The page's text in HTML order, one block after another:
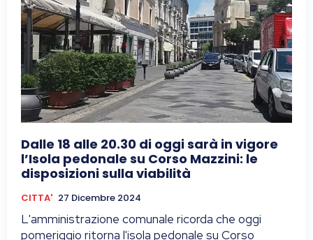
Dalle 18 alle 20.30 di oggi sarà in vigore
l’Isola pedonale su Corso Mazzini: le
disposizioni sulla viabilità
CITTA' 27 Dicembre 2024
L'amministrazione comunale ricorda che oggi
pomeriggio ritorna l'isola pedonale su Corso